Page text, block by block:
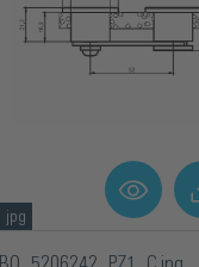
Verpackungsinhalt
jpg